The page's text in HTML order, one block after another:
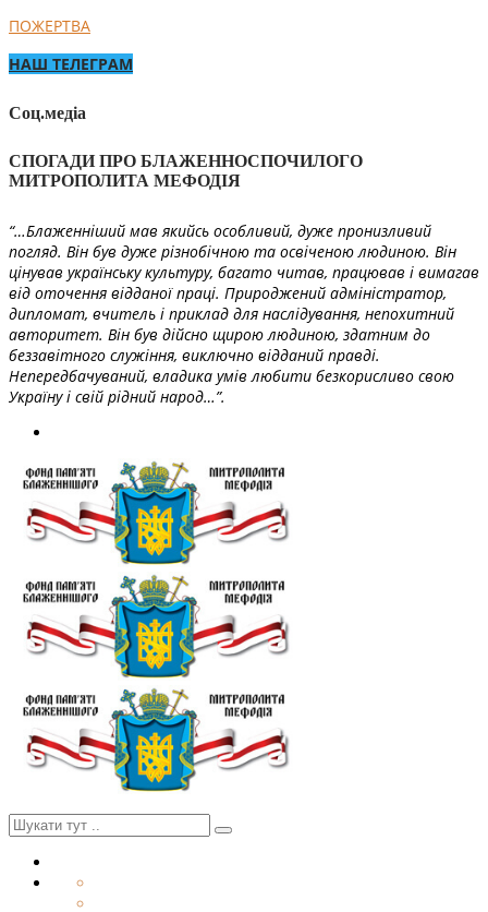
ПОЖЕРТВА
НАШ ТЕЛЕГРАМ
Соц.медіа
СПОГАДИ ПРО БЛАЖЕННОСПОЧИЛОГО
МИТРОПОЛИТА МЕФОДІЯ
“…Блаженніший мав якийсь особливий, дуже пронизливий
погляд. Він був дуже різнобічною та освіченою людиною. Він
цінував українську культуру, багато читав, працював і вимагав
від оточення відданої праці. Природжений адміністратор,
дипломат, вчитель і приклад для наслідування, непохитний
авторитет. Він був дійсно щирою людиною, здатним до
беззавітного служіння, виключно відданий правді.
Непередбачуваний, владика умів любити безкорисливо свою
Україну і свій рідний народ…”.